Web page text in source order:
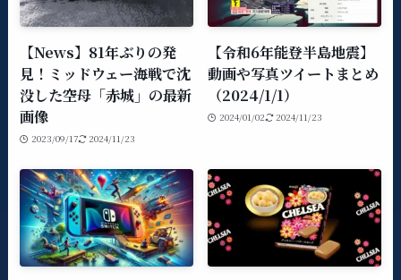
【News】81年ぶりの発
見！ミッドウェー海戦で沈
没した空母「赤城」の最新
画像
2023/09/17 2024/11/23
【令和6年能登半島地震】
動画や写真ツイートまとめ
（2024/1/1）
2024/01/02 2024/11/23